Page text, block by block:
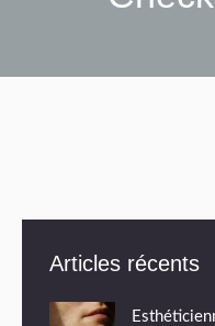
Articles récents